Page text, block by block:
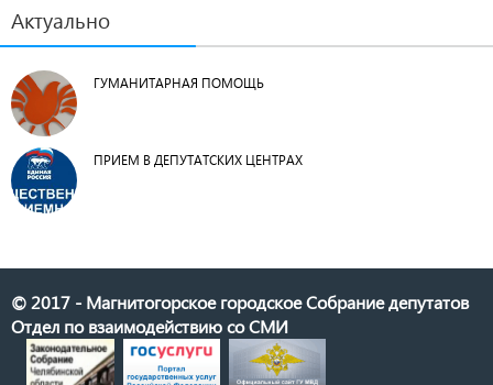
Актуально
ГУМАНИТАРНАЯ ПОМОЩЬ
ПРИЕМ В ДЕПУТАТСКИХ ЦЕНТРАХ
© 2017 - Магнитогорское городское Собрание депутатов
Отдел по взаимодействию со СМИ